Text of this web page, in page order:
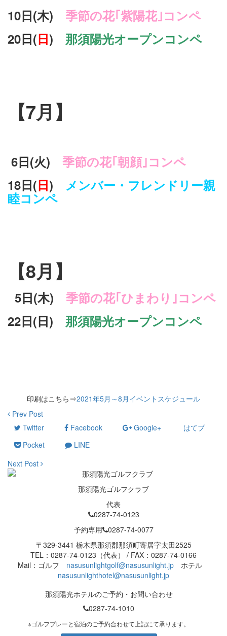
10日(木) 季節の花｢紫陽花｣コンペ
20日(日) 那須陽光オープンコンペ
【7月】
6日(火) 季節の花｢朝顔｣コンペ
18日(日) メンバー・フレンドリー親
睦コンペ
【8月】
5日(木) 季節の花｢ひまわり｣コンペ
22日(日) 那須陽光オープンコンペ
印刷はこちら⇒2021年5月～8月イベントスケジュール
Prev Post
Twitter
Facebook Google+
はてブ
Pocket
LINE
Next Post
那須陽光ゴルフクラブ
代表
0287-74-0123
予約専用 0287-74-0077
〒329-3441 栃木県那須郡那須町寄居字太田2525
TEL：0287-74-0123（代表） / FAX：0287-74-0166
Mail：ゴルフ nasusunlightgolf@nasusunlight.jp ホテル
nasusunlighthotel@nasusunlight.jp
那須陽光ホテルのご予約・お問い合わせ
0287-74-1010
※ゴルフプレーと宿泊のご予約合わせて上記にて承ります。